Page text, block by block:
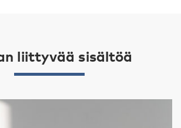
liittyvää sisältöä